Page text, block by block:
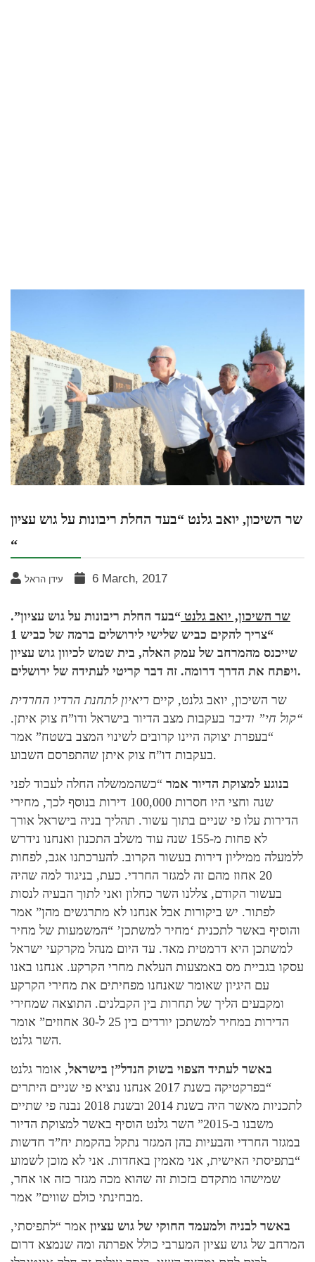
שר השיכון, יואב גלנט “בעד החלת ריבונות על גוש עציון
“
עידן הראל 6 March, 2017
שר השיכון, יואב גלנט “בעד החלת ריבונות על גוש עציון”.
“צריך להקים כביש שלישי לירושלים ברמה של כביש 1
שייכנס מהמרחב של עמק האלה, בית שמש לכיוון גוש עציון
ויפתח את הדרך דרומה. זה דבר קריטי לעתידה של ירושלים.
שר השיכון, יואב גלנט, קיים ריאיון לתחנת הרדיו החרדית
“קול חי” ודיבר בעקבות מצב הדיור בישראל ודו”ח צוק איתן.
“בעפרת יצוקה היינו קרובים לשינוי המצב בשטח” אמר
בעקבות דו”ח צוק איתן שהתפרסם השבוע.
בנוגע למצוקת הדיור אמר “כשהממשלה החלה לעבוד לפני
שנה וחצי היו חסרות 100,000 דירות בנוסף לכך, מחירי
הדירות עלו פי שניים בתוך עשור. תהליך בניה בישראל אורך
לא פחות מ-155 שנה עוד משלב התכנון ואנחנו נידרש
ללמעלה ממיליון דירות בעשור הקרוב. להערכתנו אגב, לפחות
20 אחוז מהם זה למגזר החרדי. כעת, בניגוד למה שהיה
בעשור הקודם, צללנו השר כחלון ואני לתוך הבעיה לנסות
לפתור. יש ביקורות אבל אנחנו לא מתרגשים מהן” אמר
והוסיף באשר לתכנית ‘מחיר למשתכן’ “המשמעות של מחיר
למשתכן היא דרמטית מאד. עד היום מנהל מקרקעי ישראל
עסקו בגביית מס באמצעות העלאת מחרי הקרקע. אנחנו באנו
עם היגיון שאומר שאנחנו מפחיתים את מחירי הקרקע
ומקבעים הליך של תחרות בין הקבלנים. התוצאה שמחירי
הדירות במחיר למשתכן יורדים בין 25 ל-30 אחוזים” אומר
השר גלנט.
באשר לעתיד הצפוי בשוק הנדל”ן בישראל, אומר גלנט
“בפרקטיקה בשנת 2017 אנחנו נוציא פי שניים היתרים
לתכניות מאשר היה בשנת 2014 ובשנת 2018 נבנה פי שתיים
משבנו ב-2015” השר גלנט הוסיף באשר למצוקת הדיור
במגזר החרדי והבעיות בהן המגזר נתקל בהקמת יח”ד חדשות
“בתפיסתי האישית, אני מאמין באחדות. אני לא מוכן לשמוע
שמישהו מתקדם בזכות זה שהוא מכה מגזר כזה או אחר,
מבחינתי כולם שווים” אמר.
באשר לבניה ולמעמד החוקי של גוש עציון אמר “לתפיסתי,
המרחב של גוש עציון המערבי כולל אפרתה ומה שנמצא דרום